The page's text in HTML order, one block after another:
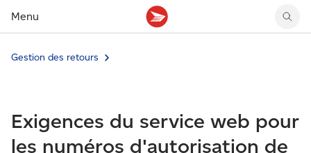
Menu
Faire un envoi au Canada
Expédier à l’étranger
Acheter timbres et fournitures d’emballage
Gérer courrier et colis
Cueillette au comptoir
Boîtes postales et casiers
Cartes et services prépayés
Proposer un timbre
Cachets illustrés
Magazine En détail
Gestion des retours
Exigences du service web pour
les numéros d'autorisation de